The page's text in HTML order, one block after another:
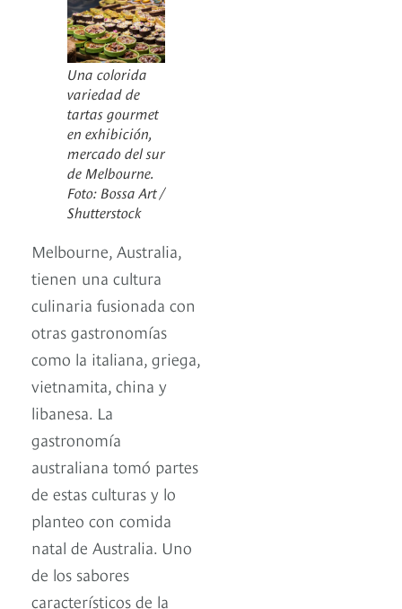
Una colorida
variedad de
tartas gourmet
en exhibición,
mercado del sur
de Melbourne.
Foto: Bossa Art /
Shutterstock
Melbourne, Australia,
tienen una cultura
culinaria fusionada con
otras gastronomías
como la italiana, griega,
vietnamita, china y
libanesa. La
gastronomía
australiana tomó partes
de estas culturas y lo
planteo con comida
natal de Australia. Uno
de los sabores
característicos de la